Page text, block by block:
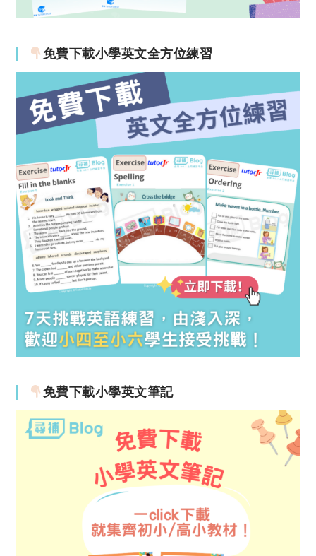
免費下載小學英文全方位練習
免費下載小學英文筆記